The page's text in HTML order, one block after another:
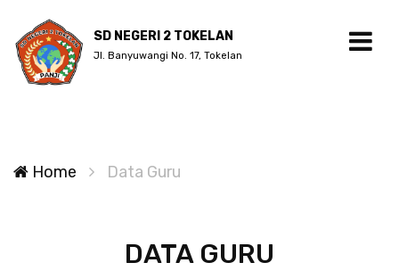
SD NEGERI 2 TOKELAN
Jl. Banyuwangi No. 17, Tokelan
Home Data Guru
DATA GURU